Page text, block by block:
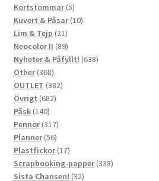
produkter
Kortstommar 55
produkter
Kuvert & Påsar 1010
Lim & Tejp 2121
produkter
Neocolor II 8989
produkter
Nyheter & Påfyllt! 638638
Other 368368
produkter
OUTLET 382382
Övrigt 682682
Påsk 140140
produkter
Pennor 317317
produkter
Planner 5656
produkter
Plastfickor 1717
produkter
Scrapbooking-papper 338338
Sista Chansen! 3232